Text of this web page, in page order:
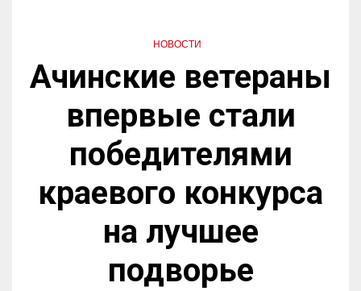
НОВОСТИ
Ачинские ветераны
впервые стали
победителями
краевого конкурса
на лучшее
подворье